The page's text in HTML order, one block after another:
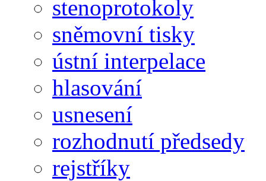
stenoprotokoly
sněmovní tisky
ústní interpelace
hlasování
usnesení
rozhodnutí předsedy
rejstříky